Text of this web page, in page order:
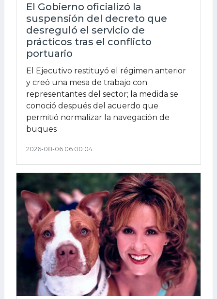
El Gobierno oficializó la
suspensión del decreto que
desreguló el servicio de
prácticos tras el conflicto
portuario
El Ejecutivo restituyó el régimen anterior
y creó una mesa de trabajo con
representantes del sector; la medida se
conoció después del acuerdo que
permitió normalizar la navegación de
buques
2026-08-06 06:00:04